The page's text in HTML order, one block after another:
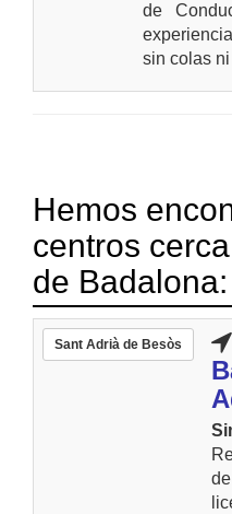
de
sin colas ni
Hemos
centros
de Badalona:
Sant Adrià de Besòs